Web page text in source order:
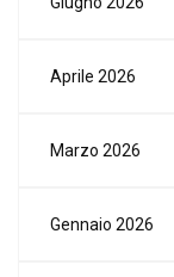
Aprile 2026
Marzo 2026
Gennaio 2026